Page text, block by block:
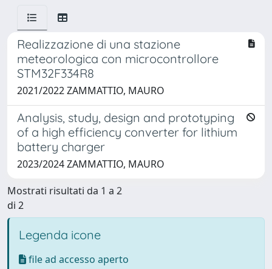
Realizzazione di una stazione
meteorologica con microcontrollore
STM32F334R8
2021/2022 ZAMMATTIO, MAURO
Analysis, study, design and prototyping
of a high efficiency converter for lithium
battery charger
2023/2024 ZAMMATTIO, MAURO
Mostrati risultati da 1 a 2
di 2
Legenda icone
file ad accesso aperto